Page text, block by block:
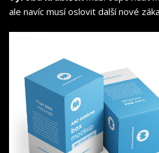
ale navíc musí oslovit další nové